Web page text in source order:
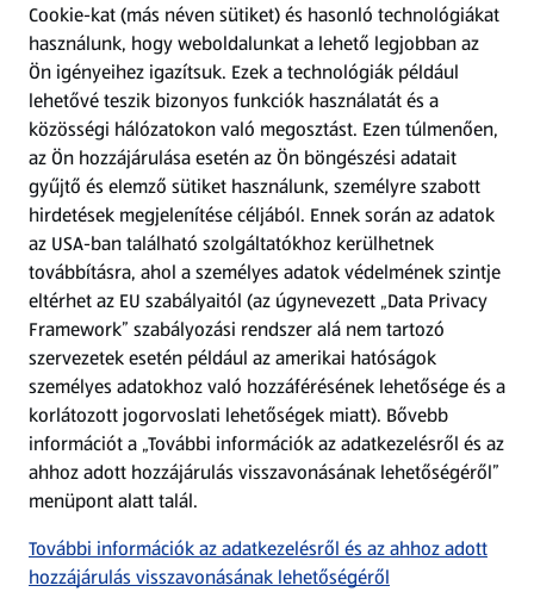
Kérdőív
Fizetési lehetőségek
ALDI utalványok
Árcsökkentés
Adattörlő alkalmazás
Szervizpont
(új oldalon nyílik meg)
Fedezz fel minket az interneten!
Töltsd le az ALDI Magyarország applikációt!
Cookie-kat (más néven sütiket) és hasonló technológiákat
használunk, hogy weboldalunkat a lehető legjobban az
Ön igényeihez igazítsuk. Ezek a technológiák például
lehetővé teszik bizonyos funkciók használatát és a
közösségi hálózatokon való megosztást. Ezen túlmenően,
az Ön hozzájárulása esetén az Ön böngészési adatait
gyűjtő és elemző sütiket használunk, személyre szabott
hirdetések megjelenítése céljából. Ennek során az adatok
az USA-ban található szolgáltatókhoz kerülhetnek
továbbításra, ahol a személyes adatok védelmének szintje
eltérhet az EU szabályaitól (az úgynevezett „Data Privacy
Framework” szabályozási rendszer alá nem tartozó
szervezetek esetén például az amerikai hatóságok
személyes adatokhoz való hozzáférésének lehetősége és a
korlátozott jogorvoslati lehetőségek miatt). Bővebb
információt a „További információk az adatkezelésről és az
ahhoz adott hozzájárulás visszavonásának lehetőségéről”
menüpont alatt talál.
További információk az adatkezelésről és az ahhoz adott
hozzájárulás visszavonásának lehetőségéről